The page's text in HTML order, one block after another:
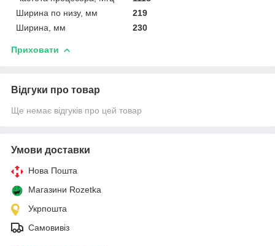
Ширина по низу, мм
219
Ширина, мм
230
Приховати
Відгуки про товар
Ще немає відгуків про цей товар
Умови доставки
Нова Пошта
Магазини Rozetka
Укрпошта
Самовивіз